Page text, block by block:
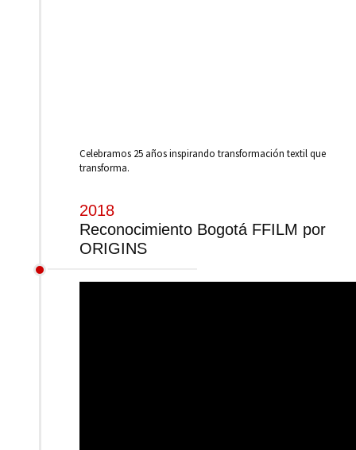
Celebramos 25 años inspirando transformación textil que
transforma.
2018
Reconocimiento Bogotá FFILM por
ORIGINS